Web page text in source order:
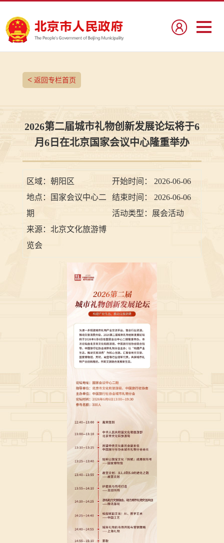
<返回专栏首页
2026第二届城市礼物创新发展论坛将于6
月6日在北京国家会议中心隆重举办
区域： 朝阳区 开始时间：
2026-06-06
地点：
国家会议中心二
期
结束时间：
2026-06-06
活动类型： 展会活动
来源： 北京文化旅游博
览会